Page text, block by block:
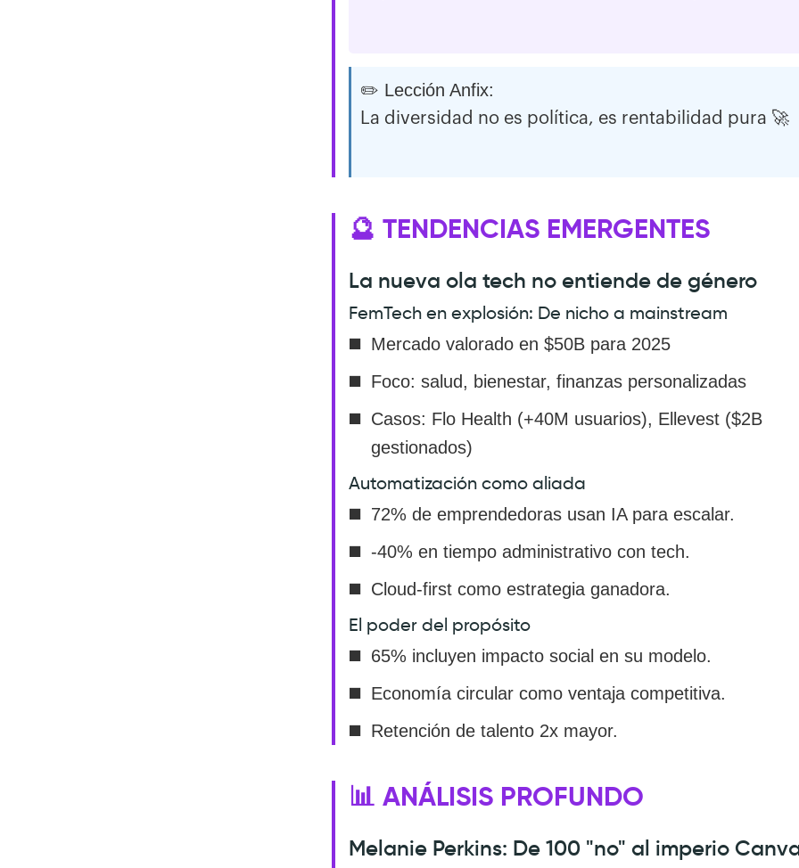
✏️ Lección Anfix:
La diversidad no es política, es rentabilidad pura 🚀
🔮 TENDENCIAS EMERGENTES
La nueva ola tech no entiende de género
FemTech en explosión: De nicho a mainstream
Mercado valorado en $50B para 2025
Foco: salud, bienestar, finanzas personalizadas
Casos: Flo Health (+40M usuarios), Ellevest ($2B
gestionados)
Automatización como aliada
72% de emprendedoras usan IA para escalar.
-40% en tiempo administrativo con tech.
Cloud-first como estrategia ganadora.
El poder del propósito
65% incluyen impacto social en su modelo.
Economía circular como ventaja competitiva.
Retención de talento 2x mayor.
📊 ANÁLISIS PROFUNDO
Melanie Perkins: De 100 "no" al imperio